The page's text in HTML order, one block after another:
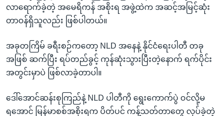
လာရောက်ခဲ့တဲ့ အမေရိကန် အစိုးရ အဖွဲ့ထဲက အဆင့်အမြင့်ဆုံး
တာဝန်ရှိသူလည်း ဖြစ်ပါတယ်။
အခုတကြိမ် ခရီးစဉ်ကတော့ NLD အနေနဲ့ နိုင်ငံရေးပါတီ တခု
အဖြစ် ဆက်ပြီး ရပ်တည်ခွင့် ကုန်ဆုံးသွားပြီးတဲ့နောက် ရက်ပိုင်း
အတွင်းမှာပဲ ဖြစ်လာခဲ့တာပါ။
ဒေါ်အောင်ဆန်းစုကြည်နဲ့ NLD ပါတီကို ရွေးကောက်ပွဲ ဝင်လို့မ
ရအောင် မြန်မာစစ်အစိုးရက ပိတ်ပင် ကန့်သတ်တာတွေ လုပ်ခဲ့တဲ့